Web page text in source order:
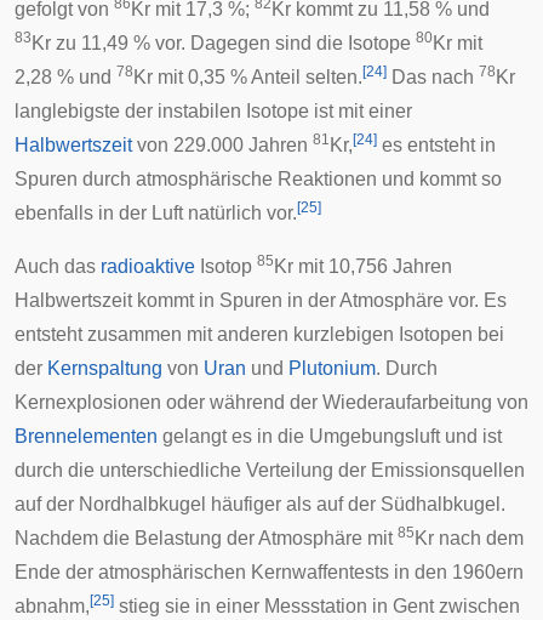
gefolgt von 86 Kr mit 17,3 %; 82 Kr kommt zu 11,58 % und
83 Kr zu 11,49 % vor. Dagegen sind die Isotope 80Kr mit
2,28 % und 78 Kr mit 0,35 % Anteil selten. [24] Das nach 78 Kr
langlebigste der instabilen Isotope ist mit einer
Halbwertszeitvon 229.000 Jahren 81 Kr, [24] es entsteht in
Spuren durch atmosphärische Reaktionen und kommt so
ebenfalls in der Luft natürlich vor. [25]
Auch das radioaktive Isotop 85 Kr mit 10,756 Jahren
Halbwertszeit kommt in Spuren in der Atmosphäre vor. Es
entsteht zusammen mit anderen kurzlebigen Isotopen bei
der Kernspaltung von Uran und Plutonium. Durch
Kernexplosionen oder während der Wiederaufarbeitung von
Brennelementen gelangt es in die Umgebungsluft und ist
durch die unterschiedliche Verteilung der Emissionsquellen
auf der Nordhalbkugel häufiger als auf der Südhalbkugel.
Nachdem die Belastung der Atmosphäre mit 85 Kr nach dem
Ende der atmosphärischen Kernwaffentests in den 1960ern
abnahm, [25] stieg sie in einer Messstation in Gentzwischen